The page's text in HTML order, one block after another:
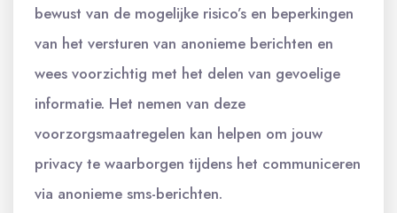
bewust van de mogelijke risico’s en beperkingen
van het versturen van anonieme berichten en
wees voorzichtig met het delen van gevoelige
informatie. Het nemen van deze
voorzorgsmaatregelen kan helpen om jouw
privacy te waarborgen tijdens het communiceren
via anonieme sms-berichten.